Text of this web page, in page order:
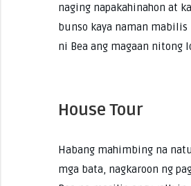
naging napakahinahon at
bunso kaya naman mabilis
ni Bea ang magaan nitong
House Tour
Habang mahimbing na
mga bata, nagkaroon ng